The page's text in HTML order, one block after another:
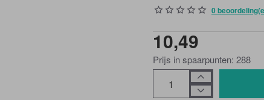
0
10,49
Prijs in spaarpunten: 288